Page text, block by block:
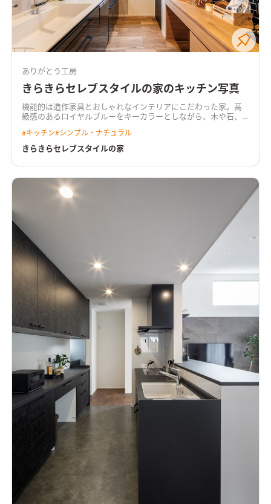
ありがとう工房
きらきらセレブスタイルの家のキッチン写真
機能的は造作家具とおしゃれなインテリアにこだわった家。高
級感のあるロイヤルブルーをキーカラーとしながら、木や石、
んなのあったらいいよね」を満たす機能的な造作家具たち、 動
線を考えた間取りや収納も充実。
#キッチン#シンプル・ナチュラル
きらきらセレブスタイルの家